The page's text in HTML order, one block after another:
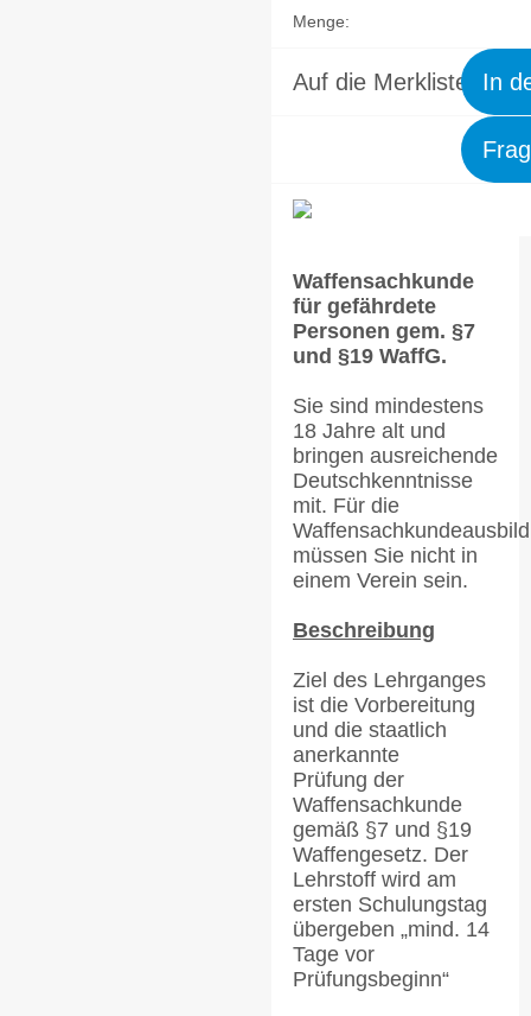
Menge:
Auf die Merkliste In
Waffensachkunde
für gefährdete
Personen gem. §7
und §19 WaffG.
Sie sind mindestens
18 Jahre alt und
bringen ausreichende
Deutschkenntnisse
mit. Für die
müssen Sie nicht in
einem Verein sein.
Beschreibung
Ziel des Lehrganges
ist die Vorbereitung
und die staatlich
anerkannte
Prüfung der
Waffensachkunde
gemäß §7 und §19
Waffengesetz. Der
Lehrstoff wird am
ersten Schulungstag
übergeben „mind. 14
Tage vor
Prüfungsbeginn“